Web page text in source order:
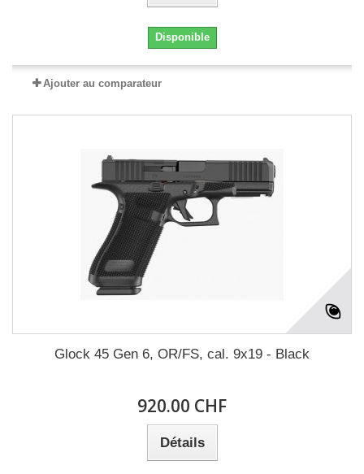
Disponible
Ajouter au comparateur
Glock 45 Gen 6, OR/FS, cal. 9x19 - Black
920.00 CHF
Détails